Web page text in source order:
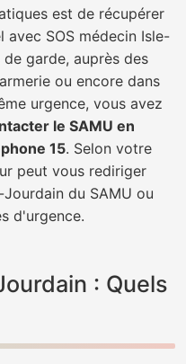
est de récupérer
avec SOS médecin Isle-
garde, auprès des
ou encore dans
urgence, vous avez
le SAMU en
15. Selon votre
peut vous rediriger
du SAMU ou
d'urgence.
: Quels